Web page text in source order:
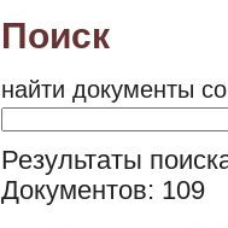
Поиск
найти документы
Результаты
Документов: 109